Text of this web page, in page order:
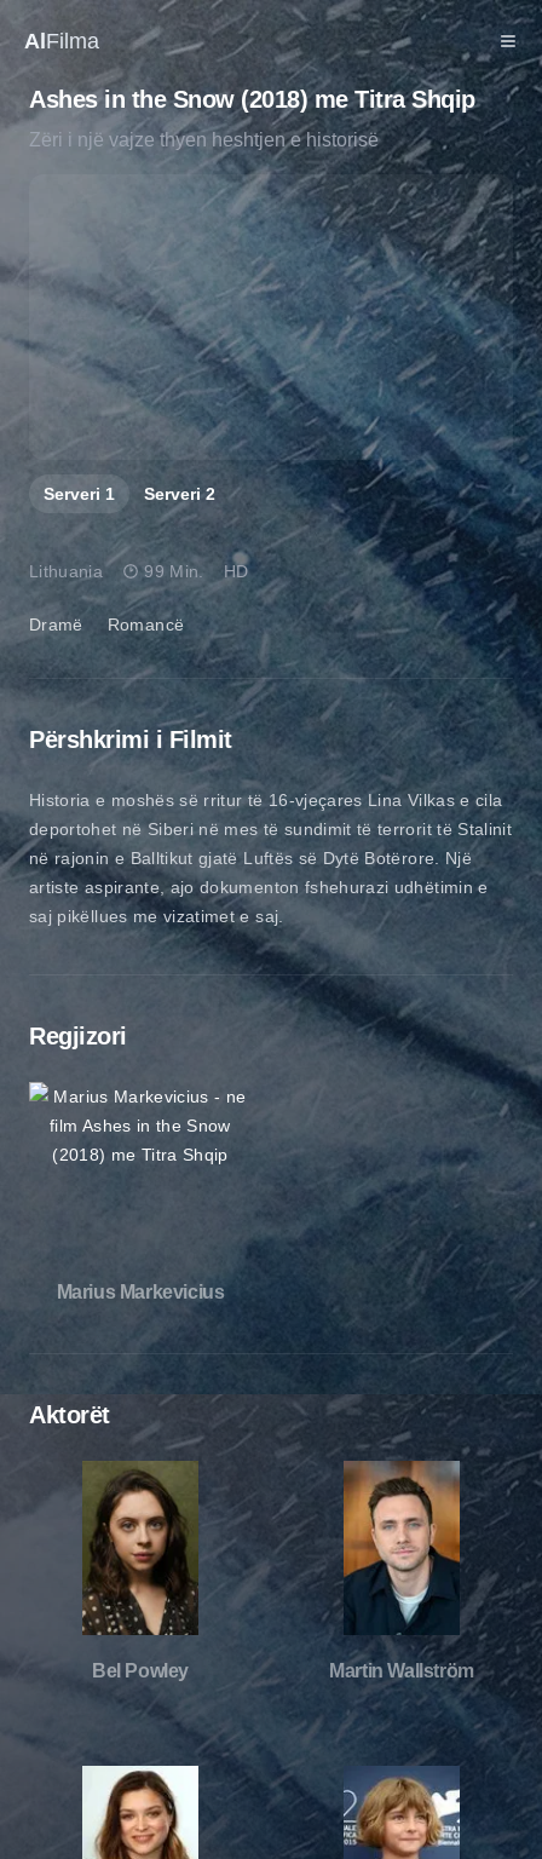
Al Filma
Ashes in the Snow (2018) me Titra Shqip
Zëri i një vajze thyen heshtjen e historisë
Serveri 1 Serveri2
Dramë Romancë
Lithuania 99 Min. HD
Përshkrimi i Filmit
Historia e moshës së rritur të 16-vjeçares Lina Vilkas e cila
deportohet në Siberi në mes të sundimit të terrorit të Stalinit
në rajonin e Balltikut gjatë Luftës së Dytë Botërore. Një
artiste aspirante, ajo dokumenton fshehurazi udhëtimin e
saj pikëllues me vizatimet e saj.
Regjizori
Marius Markevicius
Aktorët
Bel Powley Martin Wallström